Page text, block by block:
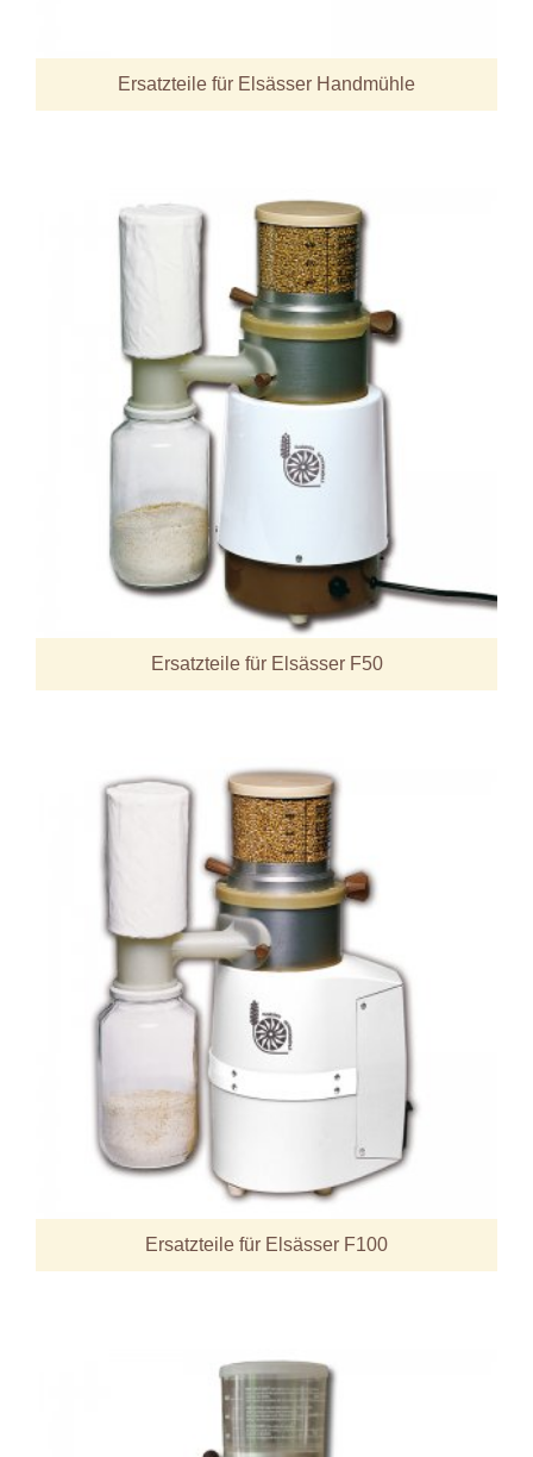
Ersatzteile für Elsässer Handmühle
Ersatzteile für Elsässer F50
Ersatzteile für Elsässer F100